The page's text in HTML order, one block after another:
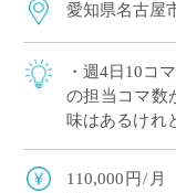
愛知県名古屋
・週4日10コ
の担当コマ数
味はあるけ
地下鉄線沿
110,000円/